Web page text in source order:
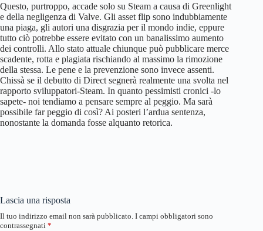
Questo, purtroppo, accade solo su Steam a causa di Greenlight
e della negligenza di Valve. Gli asset flip sono indubbiamente
una piaga, gli autori una disgrazia per il mondo indie, eppure
tutto ciò potrebbe essere evitato con un banalissimo aumento
dei controlli. Allo stato attuale chiunque può pubblicare merce
scadente, rotta e plagiata rischiando al massimo la rimozione
della stessa. Le pene e la prevenzione sono invece assenti.
Chissà se il debutto di Direct segnerà realmente una svolta nel
rapporto sviluppatori-Steam. In quanto pessimisti cronici -lo
sapete- noi tendiamo a pensare sempre al peggio. Ma sarà
possibile far peggio di così? Ai posteri l’ardua sentenza,
nonostante la domanda fosse alquanto retorica.
Lascia una risposta
Il tuo indirizzo email non sarà pubblicato. I campi obbligatori sono
contrassegnati *